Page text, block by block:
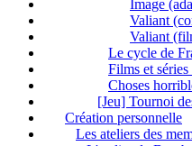
Image
Valiant
Valiant
Le cycle de
Films et
Choses
[Jeu] Tournoi
Création personnelle
Les ateliers des